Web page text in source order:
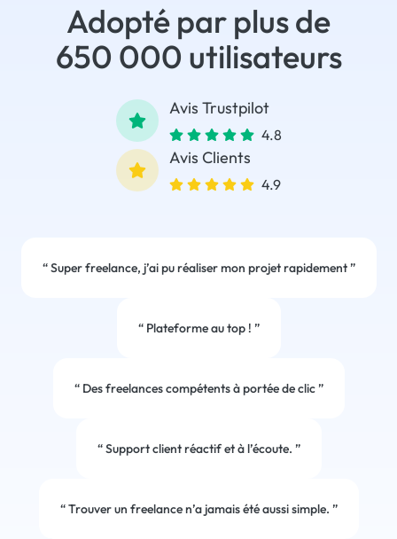
Adopté par plus de
650 000 utilisateurs
Avis Trustpilot
4.8
Avis Clients
4.9
“Super freelance, j’ai pu réaliser mon projet rapidement”
“Plateforme au top ! ”
“Des freelances compétents à portée de clic”
“Support client réactif et à l’écoute. ”
“Trouver un freelance n’a jamais été aussi simple. ”